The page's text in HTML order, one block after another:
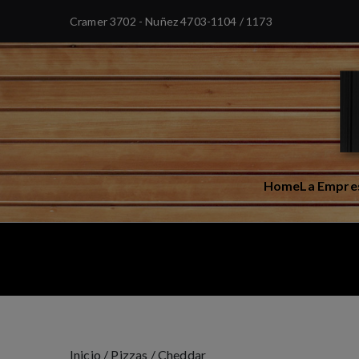
Cramer 3702 - Nuñez4703-1104 / 1173
HomeLa
Inicio / Pizzas / Cheddar